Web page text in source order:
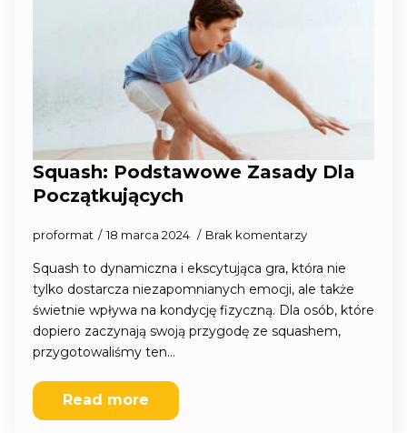
Squash: Podstawowe Zasady Dla
Początkujących
proformat 18 marca 2024 Brak komentarzy
Squash to dynamiczna i ekscytująca gra, która nie
tylko dostarcza niezapomnianych emocji, ale także
świetnie wpływa na kondycję fizyczną. Dla osób, które
dopiero zaczynają swoją przygodę ze squashem,
przygotowaliśmy ten…
Read more